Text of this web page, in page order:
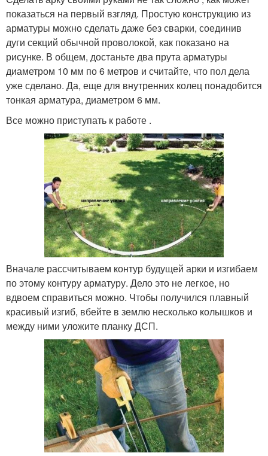
показаться на первый взгляд. Простую конструкцию из
арматуры можно сделать даже без сварки, соединив
дуги секций обычной проволокой, как показано на
рисунке. В общем, достаньте два прута арматуры
диаметром 10 мм по 6 метров и считайте, что пол дела
уже сделано. Да, еще для внутренних колец понадобится
тонкая арматура, диаметром 6 мм.
Все можно приступать к работе .
Вначале рассчитываем контур будущей арки и изгибаем
по этому контуру арматуру. Дело это не легкое, но
вдвоем справиться можно. Чтобы получился плавный
красивый изгиб, вбейте в землю несколько колышков и
между ними уложите планку ДСП.